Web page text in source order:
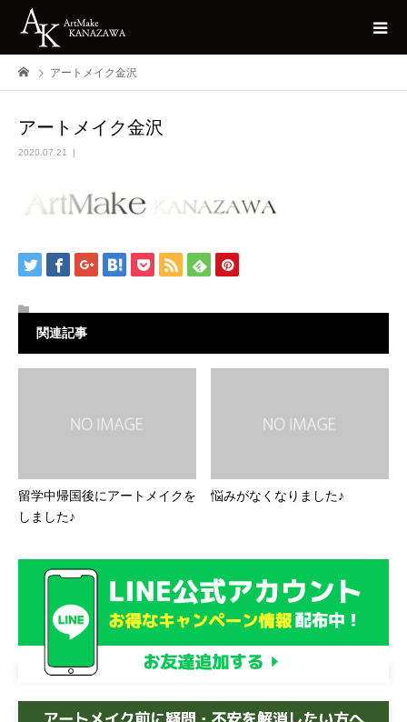
アートメイク金沢
アートメイク金沢
2020.07.21
関連記事
留学中帰国後にアートメイクを
しました♪
悩みがなくなりました♪